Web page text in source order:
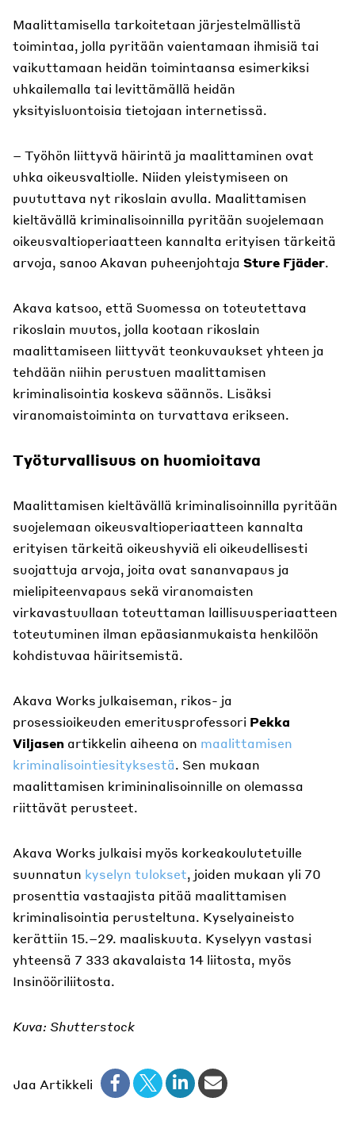
Maalittamisella tarkoitetaan järjestelmällistä
toimintaa, jolla pyritään vaientamaan ihmisiä tai
vaikuttamaan heidän toimintaansa esimerkiksi
uhkailemalla tai levittämällä heidän
yksityisluontoisia tietojaan internetissä.
– Työhön liittyvä häirintä ja maalittaminen ovat
uhka oikeusvaltiolle. Niiden yleistymiseen on
puututtava nyt rikoslain avulla. Maalittamisen
kieltävällä kriminalisoinnilla pyritään suojelemaan
oikeusvaltioperiaatteen kannalta erityisen tärkeitä
arvoja, sanoo Akavan puheenjohtaja Sture Fjäder.
Akava katsoo, että Suomessa on toteutettava
rikoslain muutos, jolla kootaan rikoslain
maalittamiseen liittyvät teonkuvaukset yhteen ja
tehdään niihin perustuen maalittamisen
kriminalisointia koskeva säännös. Lisäksi
viranomaistoiminta on turvattava erikseen.
Työturvallisuus on huomioitava
Maalittamisen kieltävällä kriminalisoinnilla pyritään
suojelemaan oikeusvaltioperiaatteen kannalta
erityisen tärkeitä oikeushyviä eli oikeudellisesti
suojattuja arvoja, joita ovat sananvapaus ja
mielipiteenvapaus sekä viranomaisten
virkavastuullaan toteuttaman laillisuusperiaatteen
toteutuminen ilman epäasianmukaista henkilöön
kohdistuvaa häiritsemistä.
Akava Works julkaiseman, rikos- ja
prosessioikeuden emeritusprofessori Pekka
Viljasen artikkelin aiheena on maalittamisen
kriminalisointiesityksestä. Sen mukaan
maalittamisen krimininalisoinnille on olemassa
riittävät perusteet.
Akava Works julkaisi myös korkeakoulutetuille
suunnatun kyselyn tulokset, joiden mukaan yli 70
prosenttia vastaajista pitää maalittamisen
kriminalisointia perusteltuna. Kyselyaineisto
kerättiin 15.–29. maaliskuuta. Kyselyyn vastasi
yhteensä 7 333 akavalaista 14 liitosta, myös
Insinööriliitosta.
Kuva: Shutterstock
Jaa Artikkeli